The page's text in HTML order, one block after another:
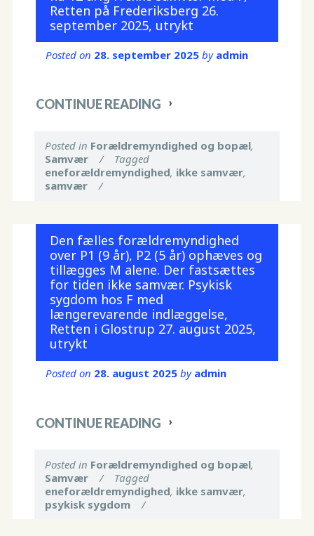
Retten på Frederiksberg 26.
september 2025, utrykt
Posted on 28. september 2025 by admin
CONTINUE READING
Posted in Forældremyndighed og bopæl,
Samvær
/
Tagged
eneforældremyndighed, ikke samvær,
samvær
/
Den fælles forældremyndighed
over P1 (9 år), P2 (5 år) ophæves og
tillægges M alene. Der fastsættes
for tiden ikke samvær. Psykisk
sygdom hos F med
længerevarende indlæggelse,
Retten i Glostrup 27. august 2025,
utrykt
Posted on 28. august 2025 by admin
CONTINUE READING
Posted in Forældremyndighed og bopæl,
Samvær
/
Tagged
eneforældremyndighed, ikke samvær,
psykisk sygdom
/